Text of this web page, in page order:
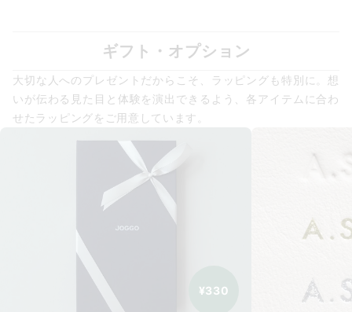
ギフト・オプション
大切な人へのプレゼントだからこそ、ラッピングも特別に。想
いが伝わる見た目と体験を演出できるよう、各アイテムに合わ
せたラッピングをご用意しています。
¥330